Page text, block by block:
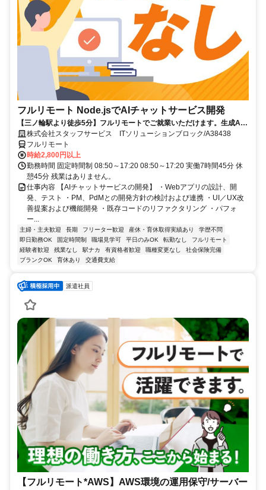
フルリモート Node.jsでAIチャットサービス開発
【三ノ輪駅より徒歩5分】フルリモートでご就業いただけます。生成AI
を活用したサービス開発に携われます。企画提案から改善まで幅広く関
われる環境です☆
株式会社スタッフサービス ITソリューションブロック/A38438
フルリモート
時給2,800円以上
勤務時間 固定時間制 08:50～17:20 08:50～17:20 実働7時間45分 休
憩45分 残業はありません。
仕事内容 【AIチャットサービスの開発】 ・Webアプリの設計、開
発、テスト ・PM、PdMとの開発方針の検討および連携 ・UI／UX改
善提案および機能開発 ・既存コードのリファクタリング ・パフォ
ー...
主婦・主夫歓迎 長期 フリーター歓迎 産休・育休取得実績あり
学歴不問
即日勤務OK
固定時間制 職場見学可 平日のみOK 転勤なし
フルリモート
経験者歓迎
残業なし 駅ナカ 有資格者歓迎 職種変更なし
社会保険完備
ブランクOK
育休あり 交通費支給
派遣社員
【フルリモート*AWS】AWS環境の運用保守/サーバー